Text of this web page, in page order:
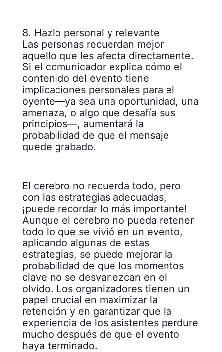
8. Hazlo personal y relevante
Las personas recuerdan mejor
aquello que les afecta directamente.
Si el comunicador explica cómo el
contenido del evento tiene
implicaciones personales para el
oyente—ya sea una oportunidad, una
amenaza, o algo que desafía sus
principios—, aumentará la
probabilidad de que el mensaje
quede grabado.
El cerebro no recuerda todo, pero
con las estrategias adecuadas,
¡puede recordar lo más importante!
Aunque el cerebro no pueda retener
todo lo que se vivió en un evento,
aplicando algunas de estas
estrategias, se puede mejorar la
probabilidad de que los momentos
clave no se desvanezcan en el
olvido. Los organizadores tienen un
papel crucial en maximizar la
retención y en garantizar que la
experiencia de los asistentes perdure
mucho después de que el evento
haya terminado.